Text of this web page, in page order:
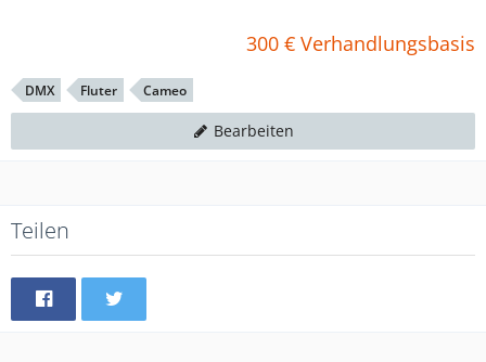
300 € Verhandlungsbasis
DMX Fluter Cameo
Bearbeiten
Teilen